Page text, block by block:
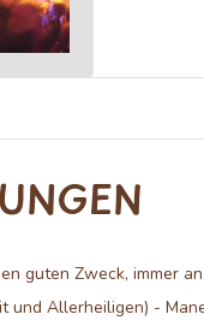
guten Zweck, immer
und Allerheiligen) -